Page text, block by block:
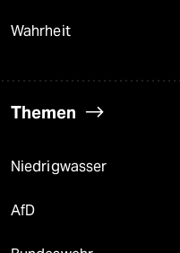
Wahrheit
Themen
Niedrigwasser
AfD